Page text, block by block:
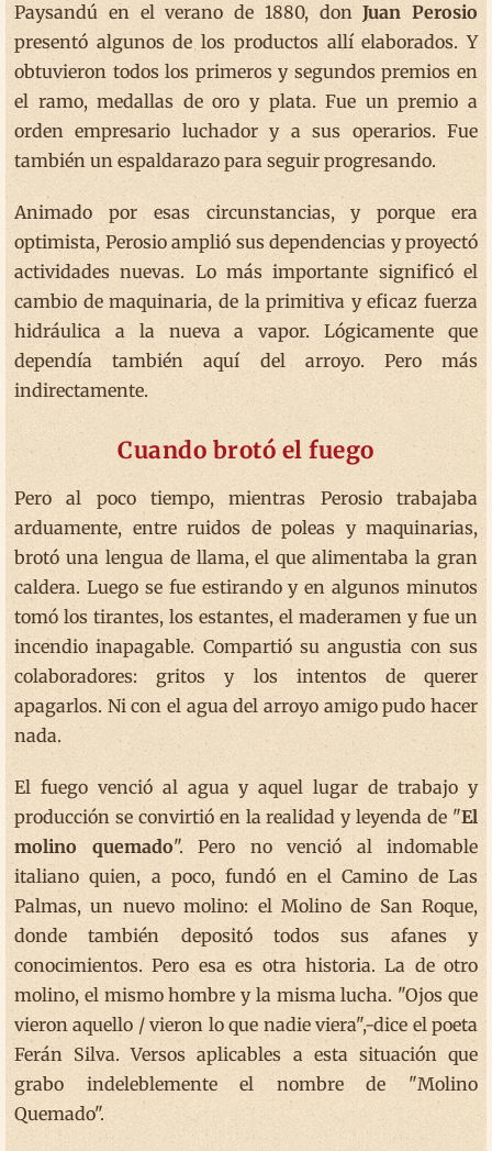
Paysandú en el verano de 1880, donJuan Perosio
presentó algunos de los productos allí elaborados. Y
obtuvieron todos los primeros y segundos premios en
el ramo, medallas de oro y plata. Fue un premio a
orden empresario luchador y a sus operarios. Fue
también un espaldarazo para seguir progresando.
Animado por esas circunstancias, y porque era
optimista, Perosio amplió sus dependencias y proyectó
actividades nuevas. Lo más importante significó el
cambio de maquinaria, de la primitiva y eficaz fuerza
hidráulica a la nueva a vapor. Lógicamente que
dependía también aquí del arroyo. Pero más
indirectamente.
Cuando brotó el fuego
Pero al poco tiempo, mientras Perosio trabajaba
arduamente, entre ruidos de poleas y maquinarias,
brotó una lengua de llama, el que alimentaba la gran
caldera. Luego se fue estirando y en algunos minutos
tomó los tirantes, los estantes, el maderamen y fue un
incendio inapagable. Compartió su angustia con sus
colaboradores: gritos y los intentos de querer
apagarlos. Ni con el agua del arroyo amigo pudo hacer
nada.
El fuego venció al agua y aquel lugar de trabajo y
producción se convirtió en la realidad y leyenda de "El
molino quemado". Pero no venció al indomable
italiano quien, a poco, fundó en el Camino de Las
Palmas, un nuevo molino: el Molino de San Roque,
donde también depositó todos sus afanes y
conocimientos. Pero esa es otra historia. La de otro
molino, el mismo hombre y la misma lucha. "Ojos que
vieron aquello / vieron lo que nadie viera",-dice el poeta
Ferán Silva. Versos aplicables a esta situación que
grabo indeleblemente el nombre de "Molino
Quemado".